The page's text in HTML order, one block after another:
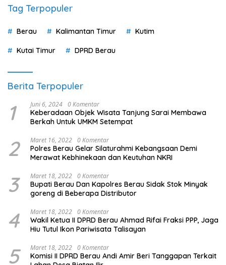
Tag Terpopuler
Berau Kalimantan Timur Kutim
Kutai Timur DPRD Berau
Berita Terpopuler
1 Juni 6, 2024 0 Komentar
Keberadaan Objek Wisata Tanjung Sarai Membawa
Berkah Untuk UMKM Setempat
2 Maret 16, 2022 0 Komentar
Polres Berau Gelar Silaturahmi Kebangsaan Demi
Merawat Kebhinekaan dan Keutuhan NKRI
3 Maret 18, 2022 0 Komentar
Bupati Berau Dan Kapolres Berau Sidak Stok Minyak
goreng di Beberapa Distributor
4 Maret 18, 2022 0 Komentar
Wakil Ketua II DPRD Berau Ahmad Rifai Fraksi PPP, Jaga
Hiu Tutul Ikon Pariwisata Talisayan
5 Maret 18, 2022 0 Komentar
Komisi II DPRD Berau Andi Amir Beri Tanggapan Terkait